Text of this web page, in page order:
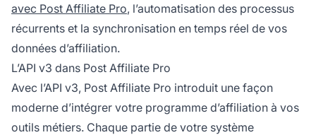
avec Post Affiliate Pro, l’automatisation des processus
récurrents et la synchronisation en temps réel de vos
données d’affiliation.
L’API v3 dans Post Affiliate Pro
Avec l’API v3, Post Affiliate Pro introduit une façon
moderne d’intégrer votre programme d’affiliation à vos
outils métiers. Chaque partie de votre système